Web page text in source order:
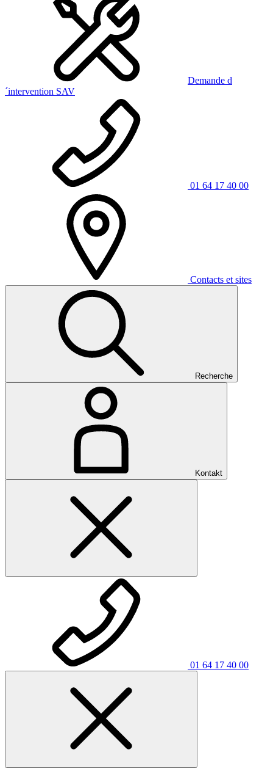
Demande d
´intervention SAV
01 64 17 40 00
Contacts et sites
Recherche
Kontakt
01 64 17 40 00